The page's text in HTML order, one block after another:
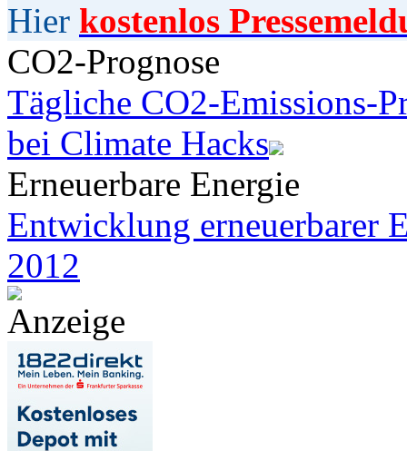
Hier kostenlos
CO2-Prognose
Tägliche CO2-Emissions-
bei Climate Hacks
Erneuerbare Energie
Entwicklung erneuerbarer
2012
Anzeige